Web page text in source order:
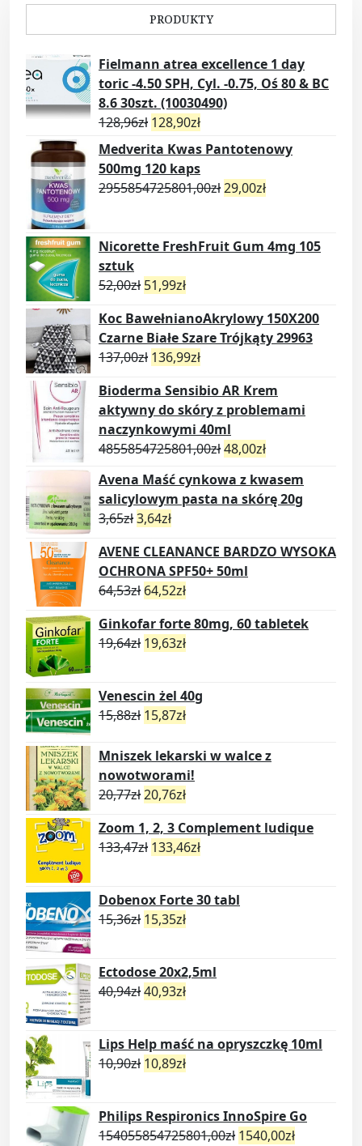
PRODUKTY
Fielmann atrea excellence 1 day
toric -4.50 SPH, Cyl. -0.75, Oś 80 & BC
8.6 30szt. (10030490)
128,96zł 128,90zł
Medverita Kwas Pantotenowy
500mg 120 kaps
2955854725801,00zł29,00zł
Nicorette FreshFruit Gum 4mg 105
sztuk
52,00zł 51,99zł
Koc BawełnianoAkrylowy 150X200
Czarne Białe Szare Trójkąty 29963
137,00zł 136,99zł
Bioderma Sensibio AR Krem
aktywny do skóry z problemami
naczynkowymi 40ml
4855854725801,00zł48,00zł
Avena Maść cynkowa z kwasem
salicylowym pasta na skórę 20g
3,65zł3,64zł
AVENE CLEANANCE BARDZO WYSOKA
OCHRONA SPF50+ 50ml
64,53zł 64,52zł
Ginkofar forte 80mg, 60 tabletek
19,64zł 19,63zł
Venescin żel 40g
15,88zł 15,87zł
Mniszek lekarski w walce z
nowotworami!
20,77zł20,76zł
Zoom 1, 2, 3 Complement ludique
133,47zł 133,46zł
Dobenox Forte 30 tabl
15,36zł 15,35zł
Ectodose 20x2,5ml
40,94zł40,93zł
Lips Help maść na opryszczkę 10ml
10,90zł 10,89zł
Philips Respironics InnoSpire Go
154055854725801,00zł 1540,00zł